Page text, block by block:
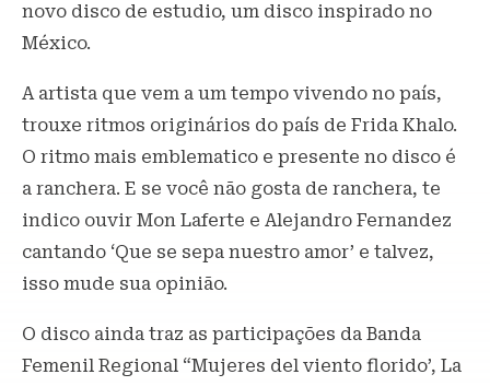
novo disco de estudio, um disco inspirado no
México.
A artista que vem a um tempo vivendo no país,
trouxe ritmos originários do país de Frida Khalo.
O ritmo mais emblematico e presente no disco é
a ranchera. E se você não gosta de ranchera, te
indico ouvir Mon Laferte e Alejandro Fernandez
cantando ‘Que se sepa nuestro amor’ e talvez,
isso mude sua opinião.
O disco ainda traz as participações da Banda
Femenil Regional “Mujeres del viento florido’, La